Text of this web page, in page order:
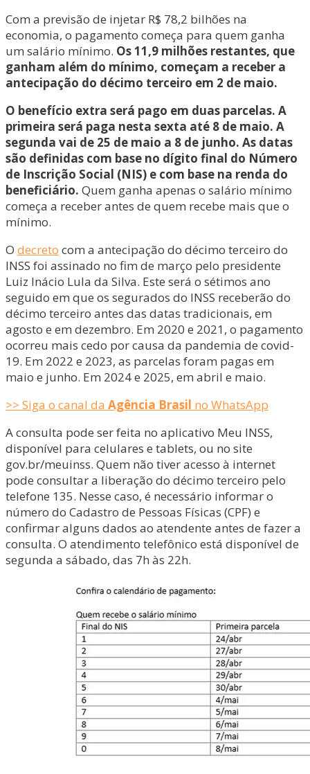
Com a previsão de injetar R$ 78,2 bilhões na
economia, o pagamento começa para quem ganha
um salário mínimo. Os 11,9 milhões restantes, que
ganham além do mínimo, começam a receber a
antecipação do décimo terceiro em 2 de maio.
O benefício extra será pago em duas parcelas. A
primeira será paga nesta sexta até 8 de maio. A
segunda vai de 25 de maio a 8 de junho. As datas
são definidas com base no dígito final do Número
de Inscrição Social (NIS) e com base na renda do
beneficiário. Quem ganha apenas o salário mínimo
começa a receber antes de quem recebe mais que o
mínimo.
O decreto com a antecipação do décimo terceiro do
INSS foi assinado no fim de março pelo presidente
Luiz Inácio Lula da Silva. Este será o sétimos ano
seguido em que os segurados do INSS receberão do
décimo terceiro antes das datas tradicionais, em
agosto e em dezembro. Em 2020 e 2021, o pagamento
ocorreu mais cedo por causa da pandemia de covid-
19. Em 2022 e 2023, as parcelas foram pagas em
maio e junho. Em 2024 e 2025, em abril e maio.
>> Siga o canal da Agência Brasil no WhatsApp
A consulta pode ser feita no aplicativo Meu INSS,
disponível para celulares e tablets, ou no site
gov.br/meuinss. Quem não tiver acesso à internet
pode consultar a liberação do décimo terceiro pelo
telefone 135. Nesse caso, é necessário informar o
número do Cadastro de Pessoas Físicas (CPF) e
confirmar alguns dados ao atendente antes de fazer a
consulta. O atendimento telefônico está disponível de
segunda a sábado, das 7h às 22h.